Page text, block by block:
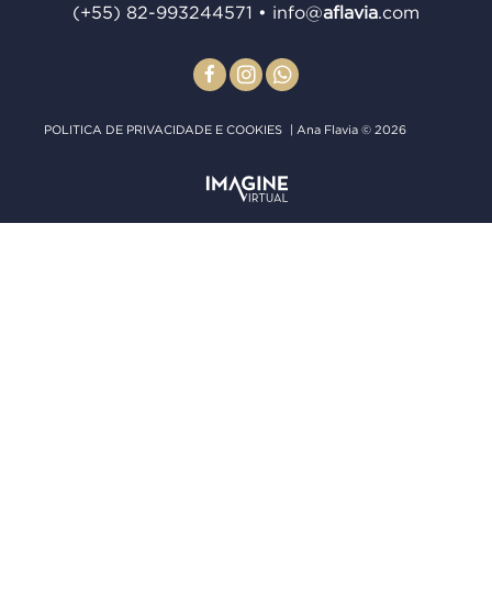
(+55) 82-993244571 • info@aﬂavia.com
POLITICA DE PRIVACIDADE E COOKIES | Ana Flavia © 2026